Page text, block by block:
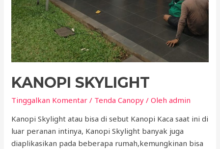
KANOPI SKYLIGHT
Tinggalkan Komentar / Tenda Canopy / Olehadmin
Kanopi Skylight atau bisa di sebut Kanopi Kaca saat ini di
luar peranan intinya, Kanopi Skylight banyak juga
diaplikasikan pada beberapa rumah,kemungkinan bisa